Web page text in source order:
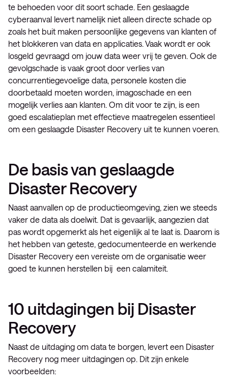
te behoeden voor dit soort schade. Een geslaagde
cyberaanval levert namelijk niet alleen directe schade op
zoals het buit maken persoonlijke gegevens van klanten of
het blokkeren van data en applicaties. Vaak wordt er ook
losgeld gevraagd om jouw data weer vrij te geven. Ook de
gevolgschade is vaak groot door verlies van
concurrentiegevoelige data, personele kosten die
doorbetaald moeten worden, imagoschade en een
mogelijk verlies aan klanten. Om dit voor te zijn, is een
goed escalatieplan met effectieve maatregelen essentieel
om een geslaagde Disaster Recovery uit te kunnen voeren.
De basis van geslaagde
Disaster Recovery
Naast aanvallen op de productieomgeving, zien we steeds
vaker de data als doelwit. Dat is gevaarlijk, aangezien dat
pas wordt opgemerkt als het eigenlijk al te laat is. Daarom is
het hebben van geteste, gedocumenteerde en werkende
Disaster Recovery een vereiste om de organisatie weer
goed te kunnen herstellen bij een calamiteit.
10 uitdagingen bij Disaster
Recovery
Naast de uitdaging om data te borgen, levert een Disaster
Recovery nog meer uitdagingen op. Dit zijn enkele
voorbeelden: